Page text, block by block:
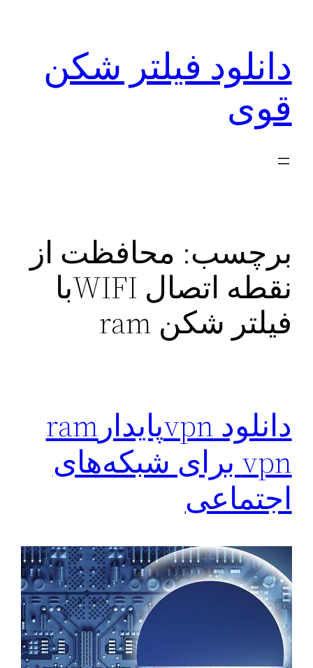
دانلود فیلتر شکن
قوی
برچسب: محافظت از
نقطه اتصال WIFIبا
فیلتر شکن ram
دانلود vpnپایدارram
vpn برای شبکه‌های
اجتماعی